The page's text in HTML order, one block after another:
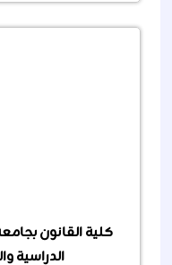
كلية القانون
الدراسية